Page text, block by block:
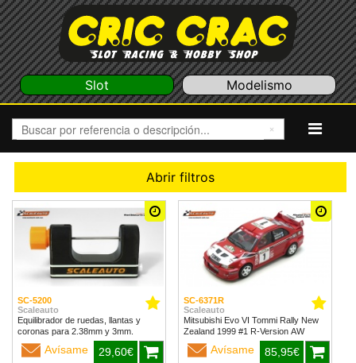
Slot Modelismo
Abrir filtros
SC-5200
Scaleauto
Equilibrador de ruedas, llantas y
coronas para 2.38mm y 3mm.
Avísame 29,60€
SC-6371R
Scaleauto
Mitsubishi Evo VI Tommi Rally New
Zealand 1999 #1 R-Version AW
Avísame 85,95€